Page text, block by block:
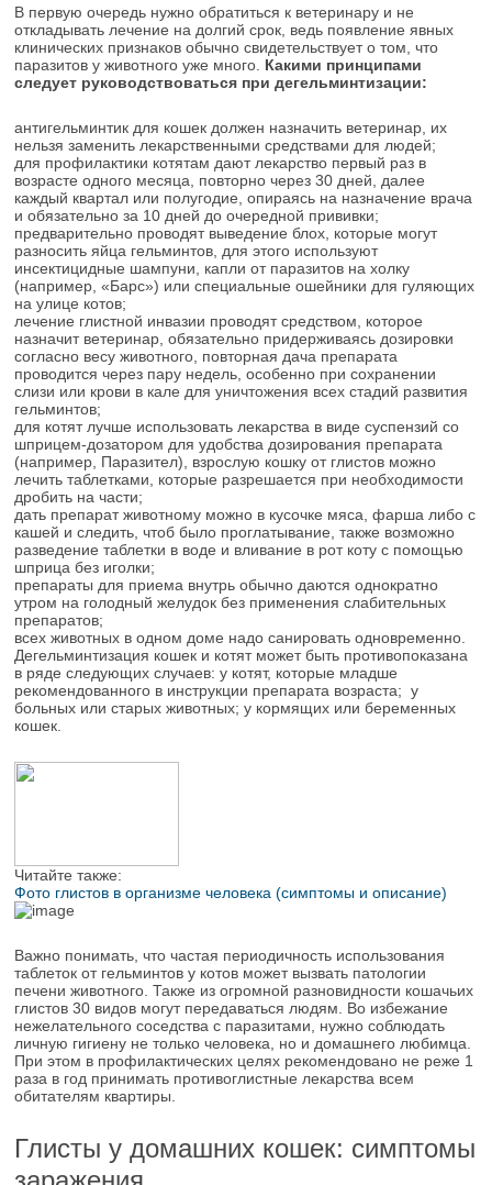
В первую очередь нужно обратиться к ветеринару и не
откладывать лечение на долгий срок, ведь появление явных
клинических признаков обычно свидетельствует о том, что
паразитов у животного уже много. Какими принципами
следует руководствоваться при дегельминтизации:
антигельминтик для кошек должен назначить ветеринар, их
нельзя заменить лекарственными средствами для людей;
для профилактики котятам дают лекарство первый раз в
возрасте одного месяца, повторно через 30 дней, далее
каждый квартал или полугодие, опираясь на назначение врача
и обязательно за 10 дней до очередной прививки;
предварительно проводят выведение блох, которые могут
разносить яйца гельминтов, для этого используют
инсектицидные шампуни, капли от паразитов на холку
(например, «Барс») или специальные ошейники для гуляющих
на улице котов;
лечение глистной инвазии проводят средством, которое
назначит ветеринар, обязательно придерживаясь дозировки
согласно весу животного, повторная дача препарата
проводится через пару недель, особенно при сохранении
слизи или крови в кале для уничтожения всех стадий развития
гельминтов;
для котят лучше использовать лекарства в виде суспензий со
шприцем-дозатором для удобства дозирования препарата
(например, Паразител), взрослую кошку от глистов можно
лечить таблетками, которые разрешается при необходимости
дробить на части;
дать препарат животному можно в кусочке мяса, фарша либо с
кашей и следить, чтоб было проглатывание, также возможно
разведение таблетки в воде и вливание в рот коту с помощью
шприца без иголки;
препараты для приема внутрь обычно даются однократно
утром на голодный желудок без применения слабительных
препаратов;
всех животных в одном доме надо санировать одновременно.
Дегельминтизация кошек и котят может быть противопоказана
в ряде следующих случаев: у котят, которые младше
рекомендованного в инструкции препарата возраста; у
больных или старых животных; у кормящих или беременных
кошек.
Читайте также:
Фото глистов в организме человека (симптомы и описание)
Важно понимать, что частая периодичность использования
таблеток от гельминтов у котов может вызвать патологии
печени животного. Также из огромной разновидности кошачьих
глистов 30 видов могут передаваться людям. Во избежание
нежелательного соседства с паразитами, нужно соблюдать
личную гигиену не только человека, но и домашнего любимца.
При этом в профилактических целях рекомендовано не реже 1
раза в год принимать противоглистные лекарства всем
обитателям квартиры.
Глисты у домашних кошек: симптомы